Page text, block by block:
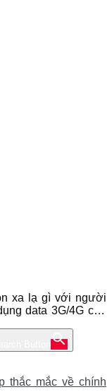
xa lạ gì với người
data 3G/4G của
Bài viết dưới đây
thắc mắc về chính